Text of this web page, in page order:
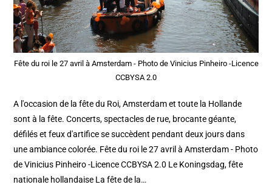
Fête du roi le 27 avril à Amsterdam - Photo de Vinicius Pinheiro -Licence
CCBYSA 2.0
A l'occasion de la fête du Roi, Amsterdam et toute la Hollande
sont à la fête. Concerts, spectacles de rue, brocante géante,
défilés et feux d'artifice se succèdent pendant deux jours dans
une ambiance colorée. Fête du roi le 27 avril à Amsterdam - Photo
de Vinicius Pinheiro -Licence CCBYSA 2.0 Le Koningsdag, fête
nationale hollandaise La fête de la…